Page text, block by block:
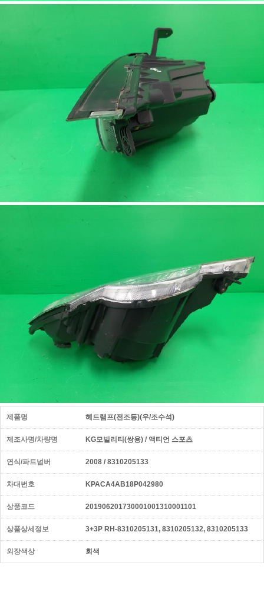
제품명 헤드램프(전조등)(우/조수석)
제조사명/차량명 KG모빌리티(쌍용) / 액티언 스포츠
연식/파트넘버 2008 / 8310205133
차대번호 KPACA4AB18P042980
상품코드 201906201730001001310001101
상품상세정보 3+3P RH-8310205131, 8310205132, 8310205133
외장색상 회색